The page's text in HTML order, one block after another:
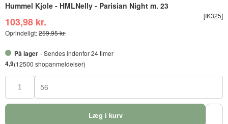
Hummel Kjole - HMLNelly - Parisian Night m. 23
[IK325]
103,98 kr.
Oprindeligt:259,95 kr.
På lager - Sendes indenfor 24 timer
4,9(12500 shopanmeldelser)
56
Læg i kurv